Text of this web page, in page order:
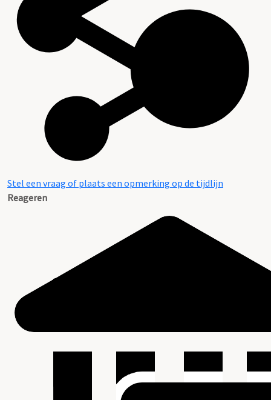
Stel een vraag of plaats een opmerking op de tijdlijn
Reageren